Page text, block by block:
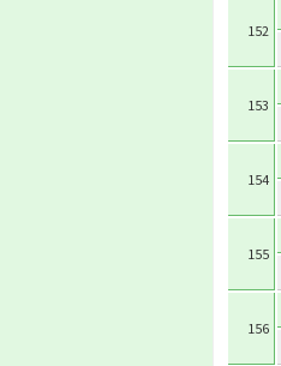
152
153
154
155
156